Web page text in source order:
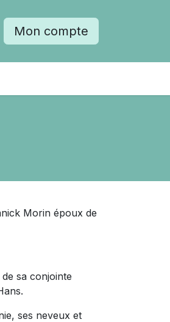
Mon compte
Morin époux de
sa conjointe
ses neveux et